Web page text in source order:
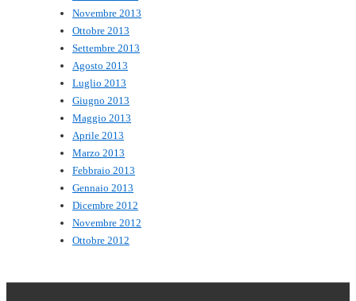
Novembre 2013
Ottobre 2013
Settembre 2013
Agosto 2013
Luglio 2013
Giugno 2013
Maggio 2013
Aprile 2013
Marzo 2013
Febbraio 2013
Gennaio 2013
Dicembre 2012
Novembre 2012
Ottobre 2012